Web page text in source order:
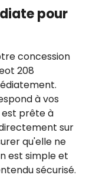
pour
concession
208
à vos
prête à
sur
qu'elle ne
est simple et
sécurisé.